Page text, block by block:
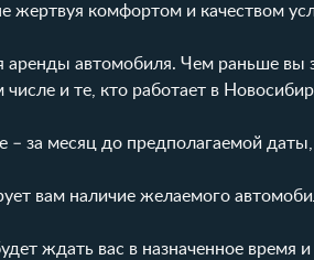
жертвуя комфортом и качеством
аренды автомобиля. Чем раньше
и те, кто работает в
– за месяц до предполагаемой
вам наличие желаемого
ждать вас в назначенное время и